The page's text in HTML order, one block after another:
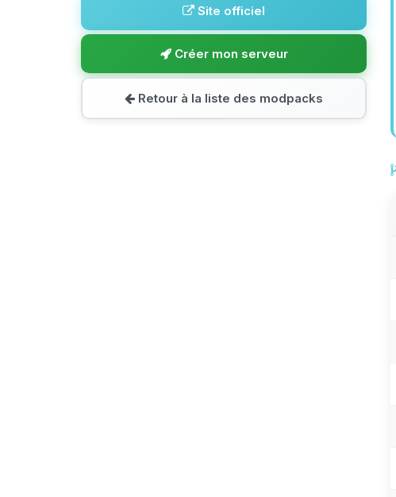
Site officiel
Créer mon serveur
Retour à la liste des modpacks